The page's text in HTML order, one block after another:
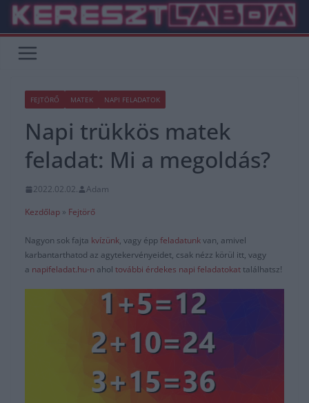
Skip
content
FEJTÖRŐ MATEK NAPI FELADATOK
Napi trükkös matek
feladat: Mi a megoldás?
2022.02.02.
Adam
Kezdőlap » Fejtörő
Nagyon sok fajta kvízünk, vagy éppfeladatunkvan, amivel
karbantarthatod az agytekervényeidet, csak nézz körül itt, vagy
a napifeladat.hu-n ahol további érdekes napi feladatokattalálhatsz!